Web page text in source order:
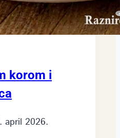
korom i
april 2026.